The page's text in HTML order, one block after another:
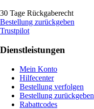
30 Tage Rückgaberecht
Bestellung zurückgeben
Trustpilot
Dienstleistungen
Mein Konto
Hilfecenter
Bestellung verfolgen
Bestellung zurückgeben
Rabattcodes